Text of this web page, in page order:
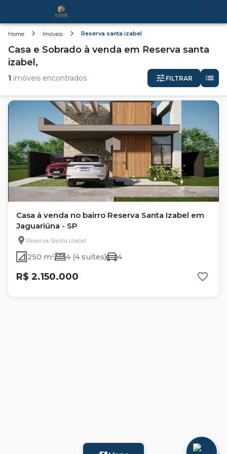
Home Imóveis Reserva santa izabel
Casa e Sobrado à venda em Reserva santa
izabel,
1 imóveis encontrados FILTRAR
Casa à venda no bairro Reserva Santa Izabel em
Jaguariúna - SP
Reserva Santa Izabel
250 m² 4 (4 suítes) 4
R$ 2.150.000